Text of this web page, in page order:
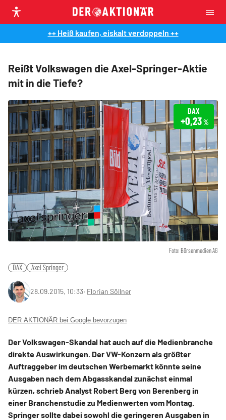
++ Heiß kaufen, eiskalt verdoppeln ++
Reißt Volkswagen die Axel-Springer-Aktie
mit in die Tiefe?
Foto: Börsenmedien AG
DAX
+0,23%
DAX Axel Springer
28.09.2015, 10:33‧ Florian Söllner
DER AKTIONÄR bei Google bevorzugen
Der Volkswagen-Skandal hat auch auf die Medienbranche
direkte Auswirkungen. Der VW-Konzern als größter
Auftraggeber im deutschen Werbemarkt könnte seine
Ausgaben nach dem Abgasskandal zunächst einmal
kürzen, schrieb Analyst Robert Berg von Berenberg in
einer Branchenstudie zu Medienwerten vom Montag.
Springer sollte dabei sowohl die geringeren Ausgaben in